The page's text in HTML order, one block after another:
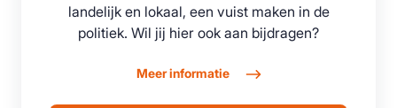
landelijk en lokaal, een vuist maken in de
politiek. Wil jij hier ook aan bijdragen?
Meer informatie